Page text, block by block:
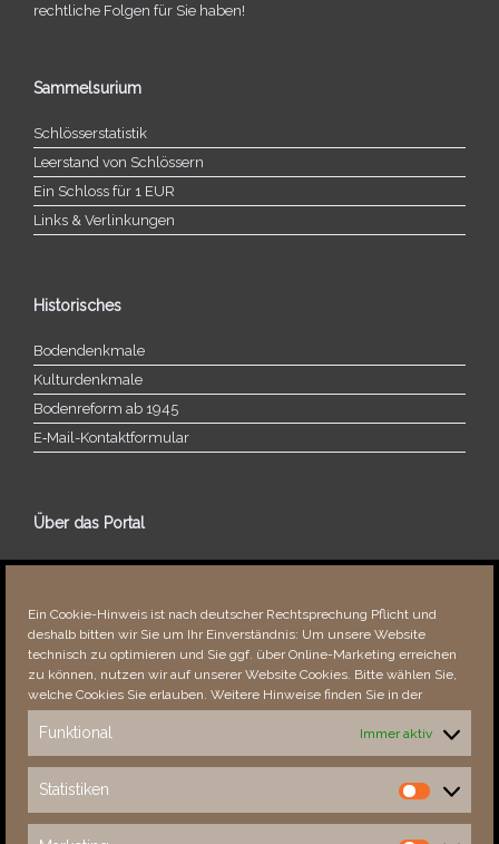
Ein Cookie-Hinweis ist nach deutscher Rechtsprechung Pflicht und
deshalb bitten wir Sie um Ihr Einverständnis: Um unsere Website
technisch zu optimieren und Sie ggf. über Online-Marketing erreichen
zu können, nutzen wir auf unserer Website Cookies. Bitte wählen Sie,
welche Cookies Sie erlauben. Weitere Hinweise finden Sie in der
Funktional Immer aktiv
Statistiken
Statistiken
recht­li­che Folgen für Sie haben!
Sammelsurium
Schlösserstatistik
Leerstand von Schlössern
Ein Schloss für 1 EUR
Links & Verlinkungen
Historisches
Bodendenkmale
Kulturdenkmale
Bodenreform ab 1945
E‑Mail-​​Kontaktformular
Über das Portal
Über dieses Portal
Fehler bemerkt?
Besucher seit 08/​2021